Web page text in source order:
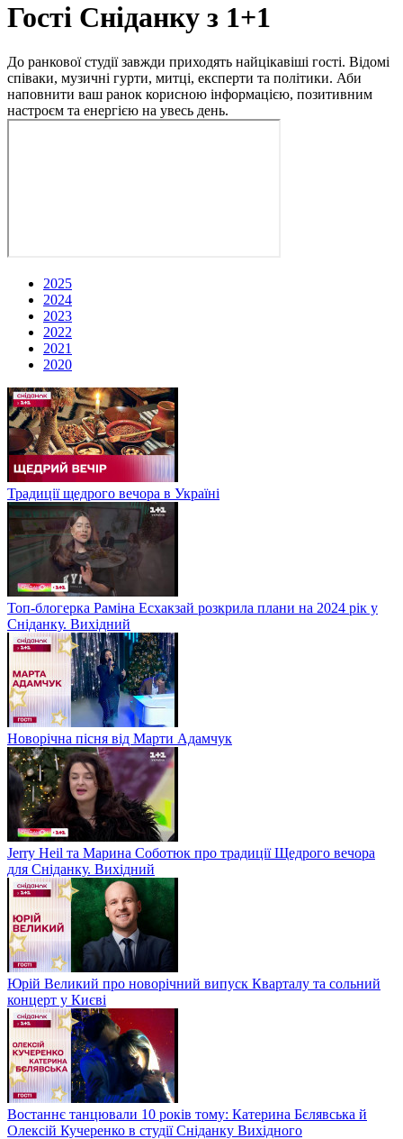
Гості Сніданку з 1+1
До ранкової студії завжди приходять найцікавіші гості. Відомі
співаки, музичні гурти, митці, експерти та політики. Аби
наповнити ваш ранок корисною інформацією, позитивним
настроєм та енергією на увесь день.
2025
2024
2023
2022
2021
2020
Традиції щедрого вечора в Україні
Топ-блогерка Раміна Есхакзай розкрила плани на 2024 рік у
Сніданку. Вихідний
Новорічна пісня від Марти Адамчук
Jerry Heil та Марина Соботюк про традиції Щедрого вечора
для Сніданку. Вихідний
Юрій Великий про новорічний випуск Кварталу та сольний
концерт у Києві
Востаннє танцювали 10 років тому: Катерина Бєлявська й
Олексій Кучеренко в студії Сніданку Вихідного